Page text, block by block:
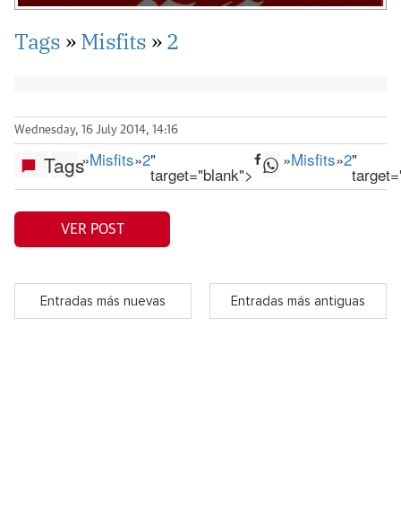
Tags »Misfits »2
Wednesday, 16 July 2014, 14:16
Tags»Misfits»2"
target="blank">
»Misfits»2"
VER POST
Entradas más nuevas Entradas más antiguas